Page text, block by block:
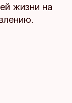
жизни на